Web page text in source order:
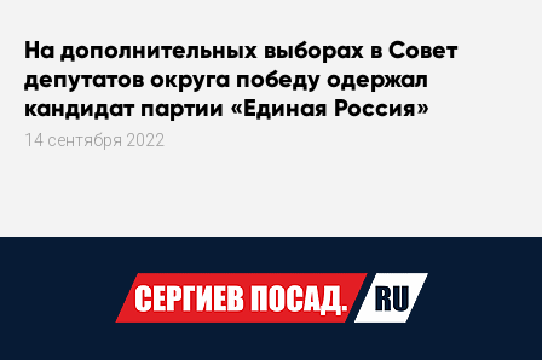
На дополнительных выборах в Совет
депутатов округа победу одержал
кандидат партии «Единая Россия»
14 сентября 2022